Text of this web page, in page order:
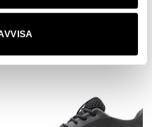
Ecotech Roller S3L (39-48)